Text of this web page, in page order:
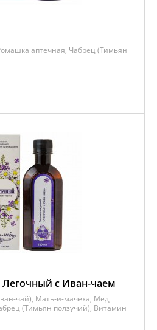
аптечная, Чабрец (Тимьян
с Иван-чаем
чай), Мать-и-мачеха, Мёд,
(Тимьян ползучий), Витамин